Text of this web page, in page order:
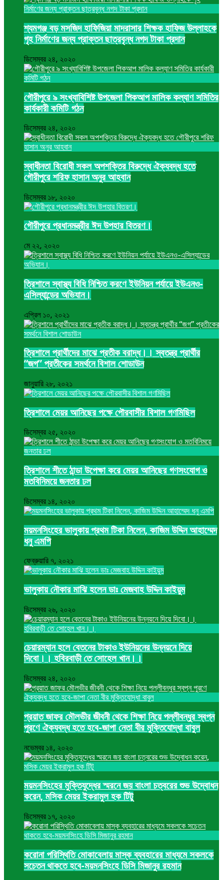
শ্যমগঞ্জ বড় মসজিদ হাফিজিয়া মাদরাসার শিক্ষক হাফিজ উল্লাহকে
গৃহ নির্মাণের জন্য প্রাক্তন ছাত্রবৃন্ধ নগদ টাকা প্রদান
ডিসেম্বর ২৪, ২০২০
গৌরীপুরে ৯ সংখ্যাবিশিষ্ট উপজেলা পিকআপ মালিক কল্যাণ সমিতির
কার্যকারী কমিটি গঠন
ডিসেম্বর ২৪, ২০২০
স্বাধীনতা বিরোধী সকল অপশক্তির বিরুদ্ধে ঐক্যবদ্ধ হতে
গৌরীপুরে শরিফ হাসান অনুর আহবান
ডিসেম্বর ১৮, ২০২০
গৌরীপুরে প্রধানমন্ত্রীর ঈদ উপহার বিতরণ।
মে ২২, ২০২০
ত্রিশালে স্বাস্থ্য বিধি নিশ্চিত করণে ইউনিয়ন পর্যায়ে ইউএনও-
এসিল্যান্ডের অভিযান।
এপ্রিল ১০, ২০২১
ত্রিশালে প্রার্থীদের মাঝে প্রতীক বরাদ্ধ।। স্বতন্ত্র প্রার্থীর
“জগ” প্রতীকের সমর্থনে বিশাল শোডাউন
জানুয়ারি ২৮, ২০২১
ত্রিশালে মেয়র আনিছের পক্ষে পৌরবাসীর বিশাল গণমিছিল
ডিসেম্বর ২৫, ২০২০
ত্রিশালে শীতে ঠান্ডা উপেক্ষা করে মেয়র আনিছের গণসংযোগ ও
মতবিনিময়ে জনতার ঢল
ডিসেম্বর ১৪, ২০২০
ময়মনসিংহের ভালুকায় প্রথম টিকা নিলেন, কাজিম উদ্দিন আহাম্মেদ
ধনু এমপি
ফেব্রুয়ারি ৭, ২০২১
ভালুকায় নৌকার মাঝি হলেন ডাঃ মেজবাহ উদ্দিন কাইয়ুম
ডিসেম্বর ২৬, ২০২০
চেয়ারম্যান হলে বেতনের টাকাও ইউনিয়নের উন্নয়নে দিয়ে
দিবো।। হবিরবাড়ী তে সোহেল খান।।
ডিসেম্বর ২৪, ২০২০
প্রয়াত জাফর মৌলভীর জীবনী থেকে শিক্ষা নিয়ে পল্লীবন্ধুর স্বপ্ন
পুরণে ঐক্যবদ্ধ হতে হবে-জাপা নেতা বীর মুক্তিযোদ্ধা বাবুল
নভেম্বর ১৪, ২০২০
ময়মনসিংহের মুক্তিযুদ্ধের স্মরনে জয় বাংলা চত্বরের শুভ উদ্বোধন
করেন, মসিক মেয়র ইকরামুল হক টিটু
ডিসেম্বর ১৭, ২০২০
করোনা পরিস্থিতি মোকাবেলায় মাস্ক ব্যবহারের মাধ্যমে সকলকে
সচেতন থাকতে হবে-ময়মনসিংহে ডিসি মিজানুর রহমান